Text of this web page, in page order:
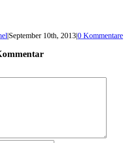
|September 10th, 2013|0 Kommentare